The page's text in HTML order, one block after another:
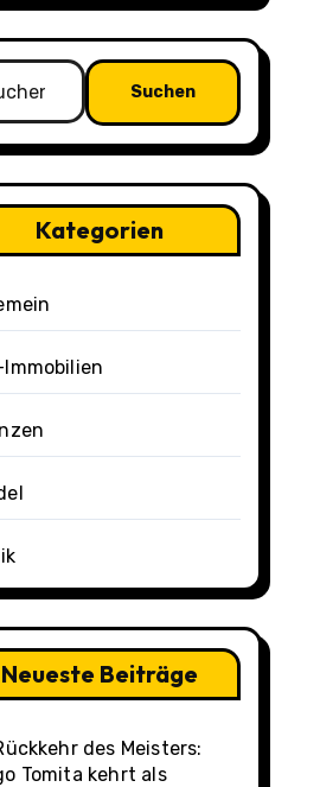
Kategorien
Neueste Beiträge
des Meisters:
Tomita kehrt als